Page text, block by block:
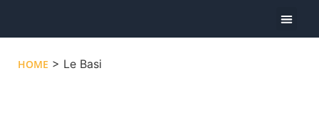
HOME > Le Basi